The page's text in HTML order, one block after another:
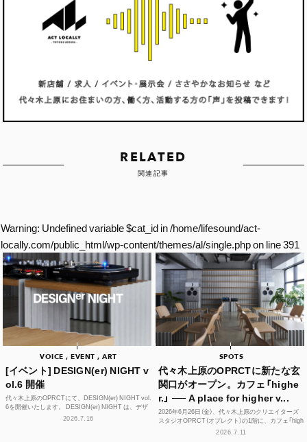
RELATED
関連記事
Warning: Undefined variable $cat_id in/home/lifesound/act-
locally.com/public_html/wp-content/themes/al/single.phpon line391
VOICE , EVENT , ART
[イベント] DESIGN(er) NIGHT v
ol.6 開催
代々木上原のOPRCTにて、DESIGN(er) NIGHT vol.
6を開催いたします。 DESIGN(er) NIGHT は、デザ
イナー、デザインに...2026.7.16
SPOTS
代々木上原のOPRCTに新たな玄
関口がオープン。カフェ「highe
r.」 ── A place for higher v...
2026年6月26日（金）、代々木上原のクリエイターズ
スタジオOPRCT（オプレクト）の1階に、カフェ「high
er.」（ハイアー）がグランドオープンし...
2026.7.11